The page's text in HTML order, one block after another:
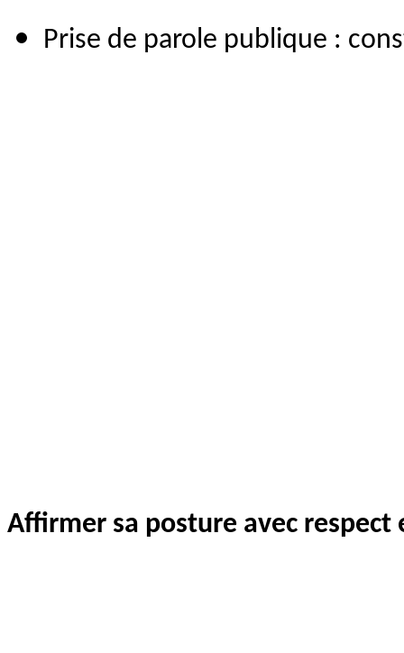
Prise de parole publique :
Affirmer sa posture avec respect